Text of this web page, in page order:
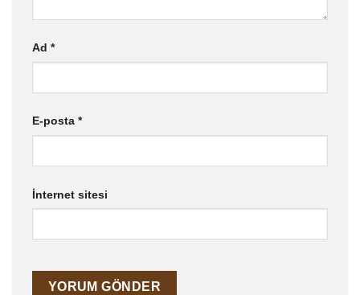
Ad *
E-posta *
İnternet sitesi